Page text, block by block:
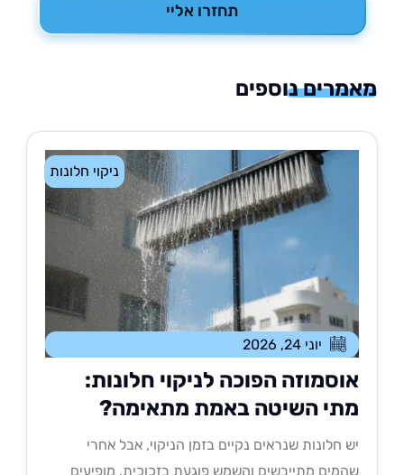
תחזרו אליי
נוספים
ניקוי חלונות
יוני 24, 2026
הפוכה לניקוי חלונות:
השיטה באמת מתאימה?
חלונות שנראים נקיים בזמן הניקוי, אבל אחרי
מתייבשים והשמש פוגעת בזכוכית, מופיעים